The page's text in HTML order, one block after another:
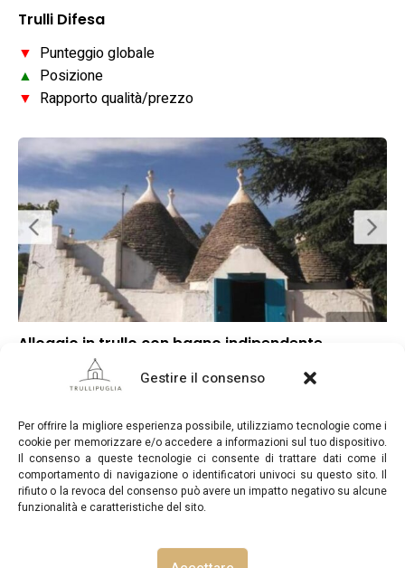
Gestire il consenso
Per offrire la migliore esperienza possibile, utilizziamo tecnologie come i
cookie per memorizzare e/o accedere a informazioni sul tuo dispositivo.
Il consenso a queste tecnologie ci consente di trattare dati come il
comportamento di navigazione o identificatori univoci su questo sito. Il
rifiuto o la revoca del consenso può avere un impatto negativo su alcune
funzionalità e caratteristiche del sito.
Trulli Difesa
▼ Punteggio globale
▲ Posizione
▼ Rapporto qualità/prezzo
Alloggio in trullo con bagno indipendente
Punteggio globale
▼Rapporto qualità/prezzo
TrulliPuglia.com © Copyright 2026. Tutti i diritti riservati.